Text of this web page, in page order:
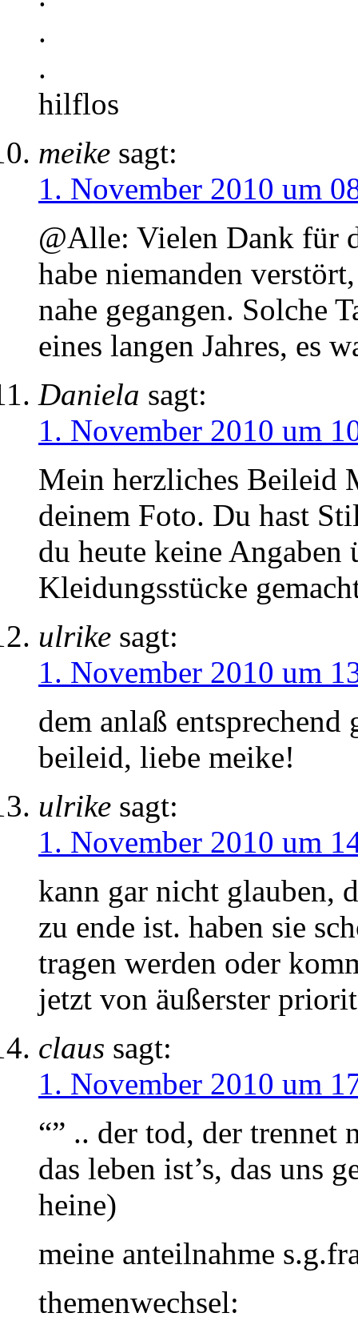
.
.
hilflos
meike sagt:
1. November 2010 um
@Alle: Vielen Dank für
habe niemanden
nahe gegangen. Solche
eines langen Jahres, es
Daniela sagt:
1. November 2010 um
Mein herzliches Beileid
deinem Foto. Du hast
du heute keine
Kleidungsstücke
ulrike sagt:
1. November 2010 um
dem anlaß
beileid, liebe meike!
ulrike sagt:
1. November 2010 um
kann gar nicht glauben,
zu ende ist. haben sie
tragen werden oder
jetzt von äußerster
claus sagt:
1. November 2010 um
“” .. der tod, der
das leben ist’s, das uns
heine)
meine anteilnahme
themenwechsel: